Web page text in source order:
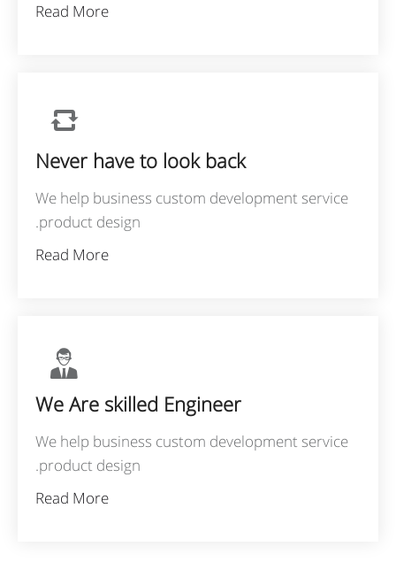
Read More
Never have to look back
We help business custom development service
product design.
Read More
We Are skilled Engineer
We help business custom development service
product design.
Read More